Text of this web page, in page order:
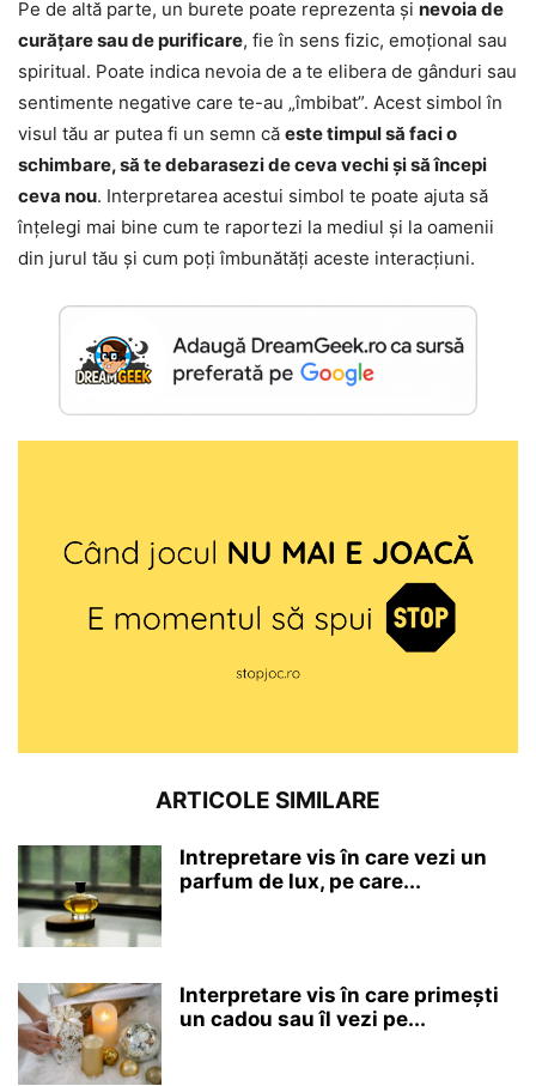
Pe de altă parte, un burete poate reprezenta și nevoia de
curățare sau de purificare, fie în sens fizic, emoțional sau
spiritual. Poate indica nevoia de a te elibera de gânduri sau
sentimente negative care te-au „îmbibat”. Acest simbol în
visul tău ar putea fi un semn că este timpul să faci o
schimbare, să te debarasezi de ceva vechi și să începi
ceva nou. Interpretarea acestui simbol te poate ajuta să
înțelegi mai bine cum te raportezi la mediul și la oamenii
din jurul tău și cum poți îmbunătăți aceste interacțiuni.
ARTICOLE SIMILARE
Intrepretare vis în care vezi un
parfum de lux, pe care...
Interpretare vis în care primești
un cadou sau îl vezi pe...